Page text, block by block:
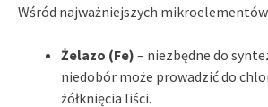
Wśród najważniejszych
Żelazo (Fe) – niezbędne do
niedobór może prowadzić do
żółknięcia liści.